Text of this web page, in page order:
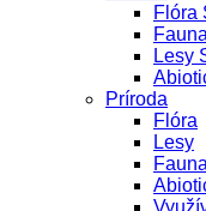
Flóra
Lesy
Príroda
Flóra
Lesy
Fauna